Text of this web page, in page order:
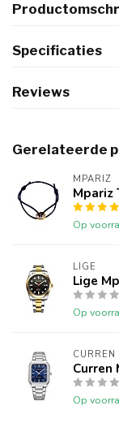
Specificaties
Reviews
Gerelateerde
MPARIZ
Mpariz
Op
LIGE
Lige
Op
CURREN
Curren
Op